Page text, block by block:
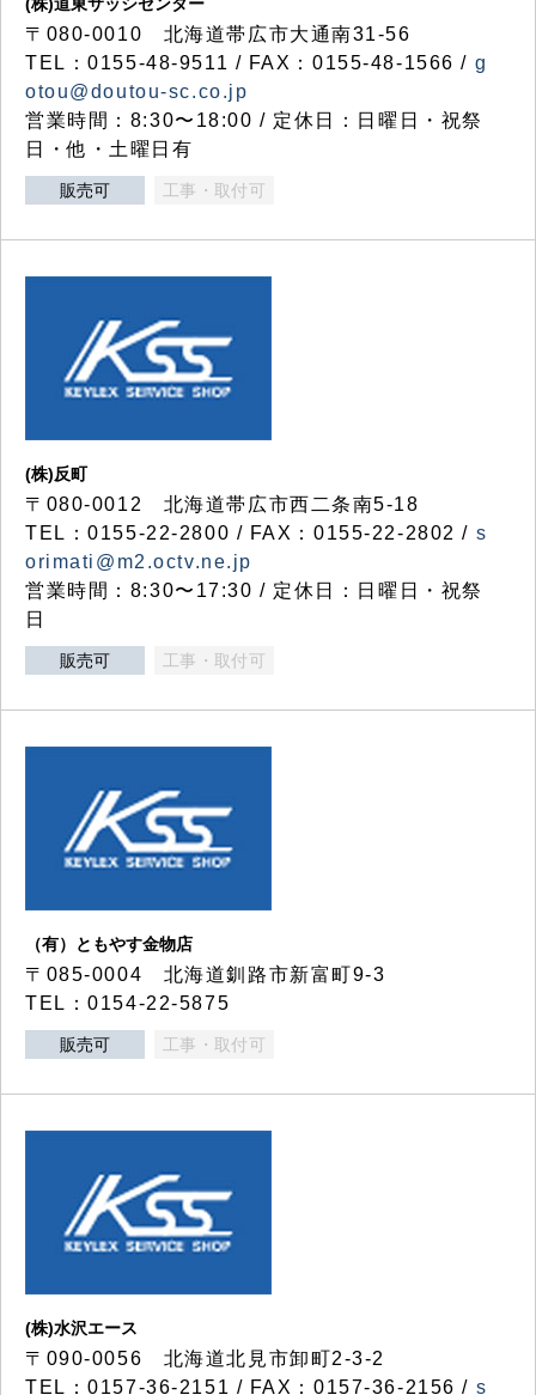
〒080-0010 北海道帯広市大通南31-56
TEL：0155-48-9511 / FAX：0155-48-1566 / g
otou@doutou-sc.co.jp
営業時間：8:30〜18:00 / 定休日：日曜日・祝祭
日・他・土曜日有
販売可 工事・取付可
(株)反町
〒080-0012 北海道帯広市西二条南5-18
TEL：0155-22-2800 / FAX：0155-22-2802 / s
orimati@m2.octv.ne.jp
営業時間：8:30〜17:30 / 定休日：日曜日・祝祭
日
販売可 工事・取付可
（有）ともやす金物店
〒085-0004 北海道釧路市新富町9-3
TEL：0154-22-5875
販売可 工事・取付可
(株)水沢エース
〒090-0056 北海道北見市卸町2-3-2
TEL：0157-36-2151 / FAX：0157-36-2156 / s